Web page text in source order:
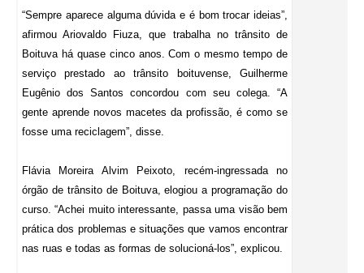
“Sempre aparece alguma dúvida e é bom trocar ideias”,
afirmou Ariovaldo Fiuza, que trabalha no trânsito de
Boituva há quase cinco anos. Com o mesmo tempo de
serviço prestado ao trânsito boituvense, Guilherme
Eugênio dos Santos concordou com seu colega. “A
gente aprende novos macetes da profissão, é como se
fosse uma reciclagem”, disse.
Flávia Moreira Alvim Peixoto, recém-ingressada no
órgão de trânsito de Boituva, elogiou a programação do
curso. “Achei muito interessante, passa uma visão bem
prática dos problemas e situações que vamos encontrar
nas ruas e todas as formas de solucioná-los”, explicou.